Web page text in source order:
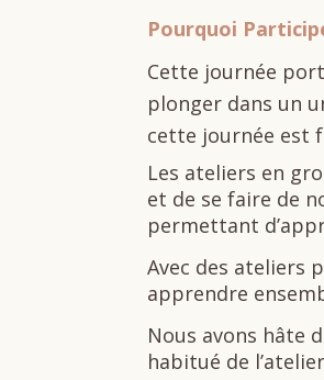
Pourquoi
Cette journée
plonger dans un
cette journée est
Les ateliers en
et de se faire de
permettant
Avec des ateliers
apprendre
Nous avons hâte
habitué de